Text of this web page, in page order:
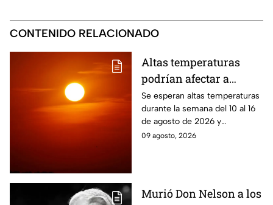
CONTENIDO RELACIONADO
Altas temperaturas
podrían afectar a
Puebla del 10 al 16 de
agosto: Regiones en
riesgo
Se esperan altas temperaturas
durante la semana del 10 al 16
de agosto de 2026 y
condiciones que podrían
09 agosto, 2026
Murió Don Nelson a los